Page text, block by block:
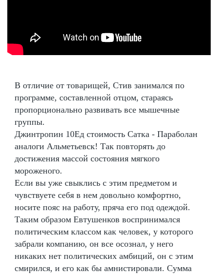
В отличие от товарищей, Стив занимался по
программе, составленной отцом, стараясь
пропорционально развивать все мышечные
группы.
Джинтропин 10Ед стоимость Сатка - Параболан
аналоги Альметьевск! Так повторять до
достижения массой состояния мягкого
мороженого.
Если вы уже свыклись с этим предметом и
чувствуете себя в нем довольно комфортно,
носите пояс на работу, пряча его под одеждой.
Таким образом Евтушенков воспринимался
политическим классом как человек, у которого
забрали компанию, он все осознал, у него
никаких нет политических амбиций, он с этим
смирился, и его как бы амнистировали. Сумма